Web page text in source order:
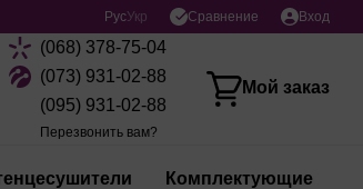
РусУкр Сравнение Вход
(068) 378-75-04
(073) 931-02-88
(095) 931-02-88
Перезвонить вам?
Мой заказ
Комплектующие